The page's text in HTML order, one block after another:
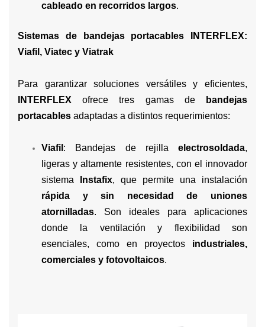
cableado en recorridos largos.
Sistemas de bandejas portacables INTERFLEX:
Viafil, Viatec y Viatrak
Para garantizar soluciones versátiles y eficientes,
INTERFLEX ofrece tres gamas de
bandejas
portacables adaptadas a distintos requerimientos:
Viafil : Bandejas de rejilla electrosoldada,
ligeras y altamente resistentes, con el innovador
sistema
Instafix, que permite una instalación
rápida y sin necesidad de uniones
atornilladas. Son ideales para aplicaciones
donde la ventilación y flexibilidad son
esenciales, como en proyectos industriales,
comerciales y fotovoltaicos.